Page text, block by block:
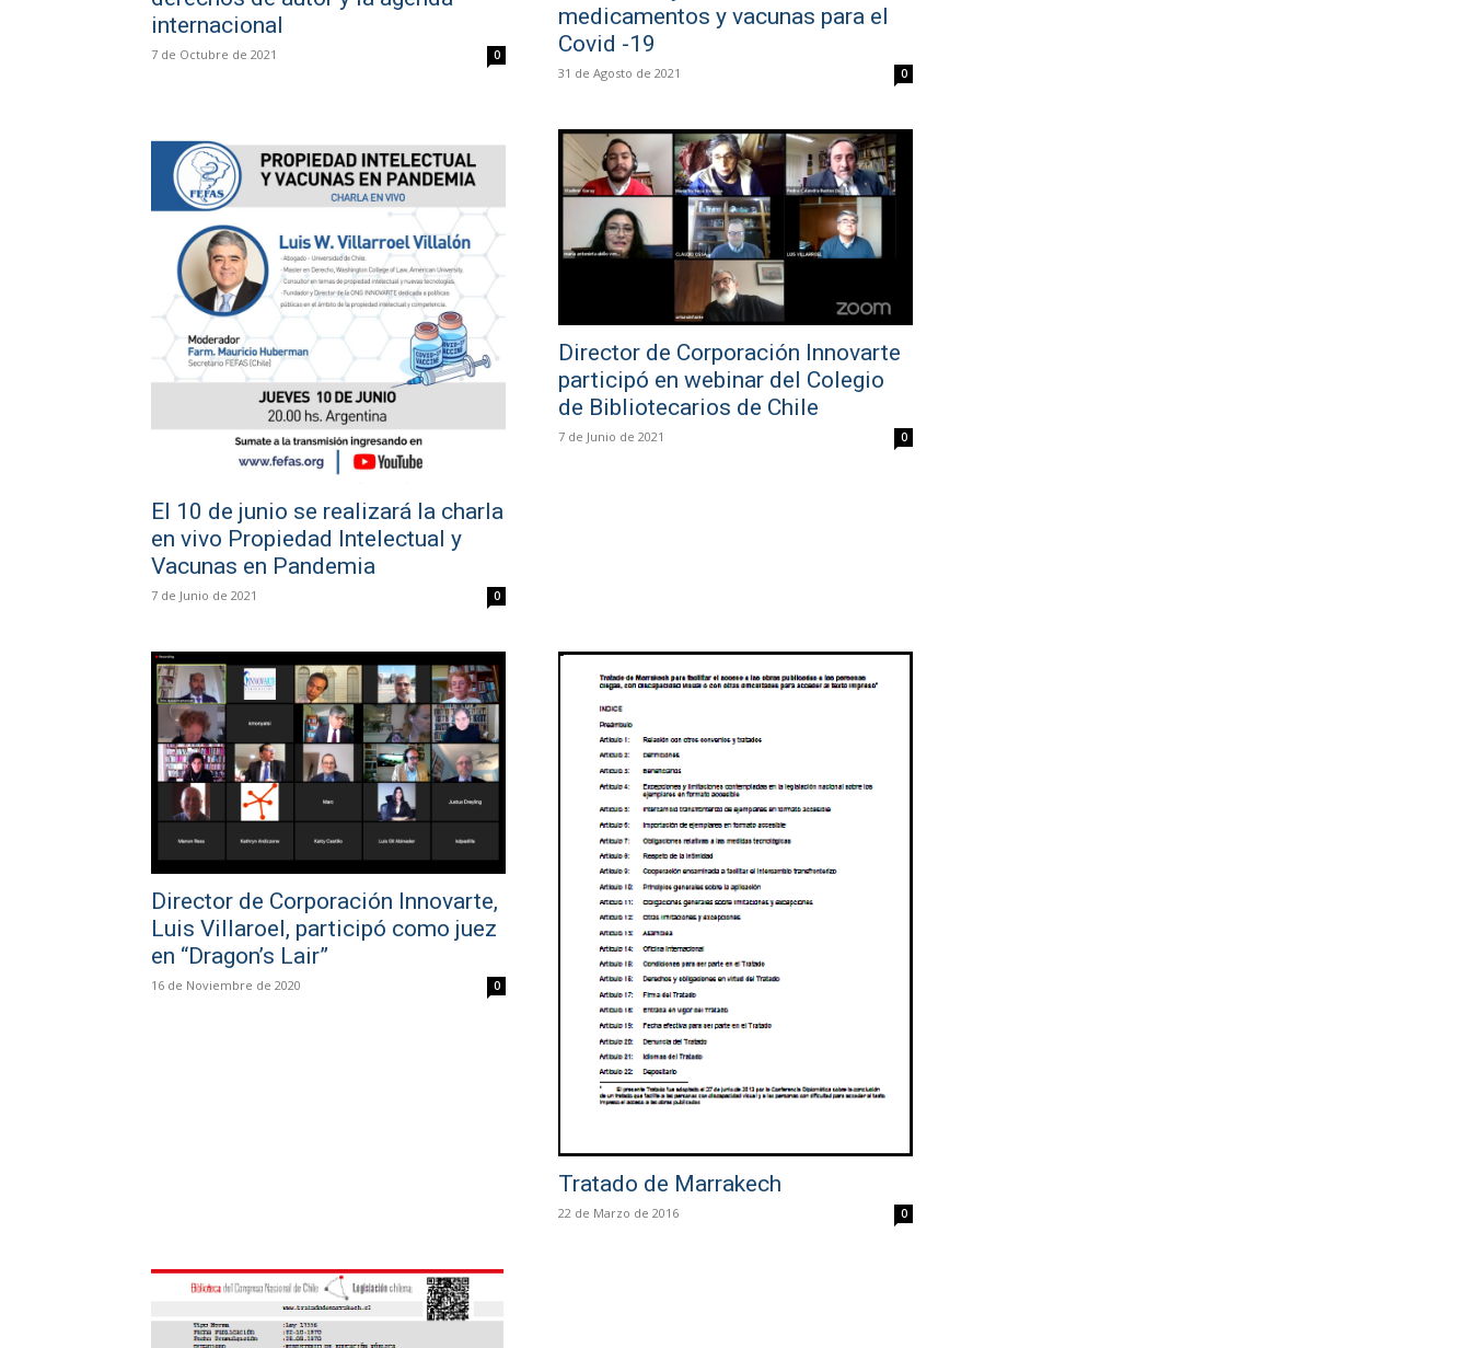
internacional
7 de Octubre de 2021 0
medicamentos y vacunas para el
Covid -19
31 de Agosto de 2021 0
El 10 de junio se realizará la charla
en vivo Propiedad Intelectual y
Vacunas en Pandemia
7 de Junio de 2021 0
Director de Corporación Innovarte
participó en webinar del Colegio
de Bibliotecarios de Chile
7 de Junio de 2021 0
Director de Corporación Innovarte,
Luis Villaroel, participó como juez
en “Dragon’s Lair”
16 de Noviembre de 2020 0
Tratado de Marrakech
22 de Marzo de 2016 0